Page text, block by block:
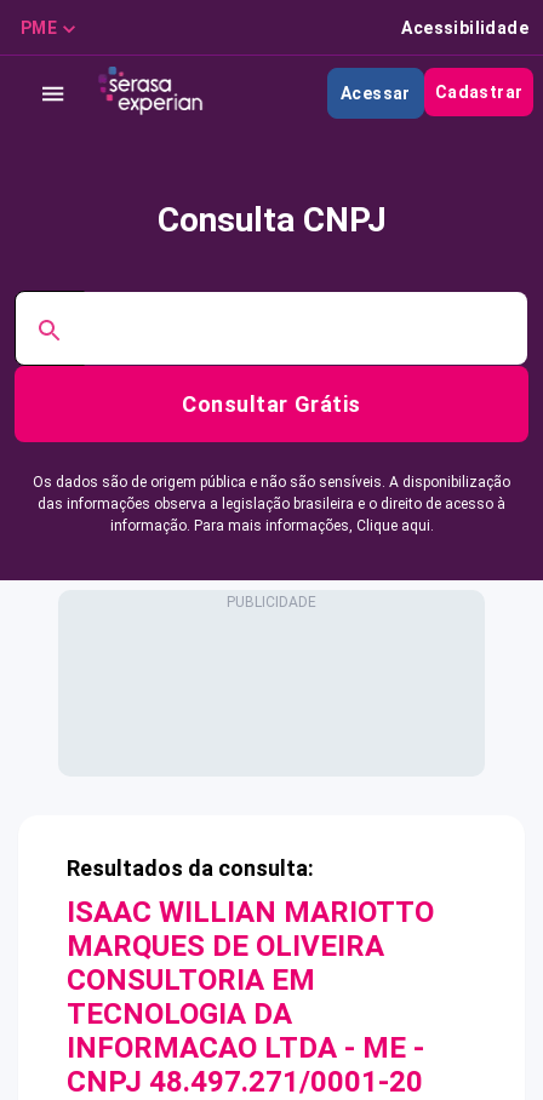
PME Acessibilidade
Acessar Cadastrar
Consulta CNPJ
Consultar Grátis
Os dados são de origem pública e não são sensíveis. A disponibilização
das informações observa a legislação brasileira e o direito de acesso à
informação. Para mais informações, Clique aqui.
Resultados da consulta:
ISAAC WILLIAN MARIOTTO
MARQUES DE OLIVEIRA
CONSULTORIA EM
TECNOLOGIA DA
INFORMACAO LTDA - ME -
CNPJ 48.497.271/0001-20